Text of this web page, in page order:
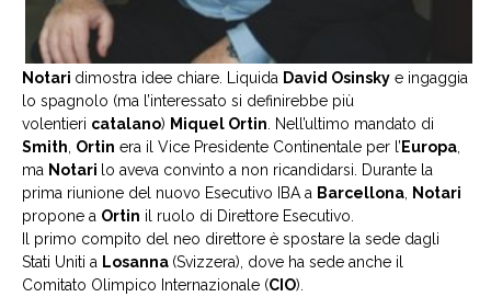
Notari dimostra idee chiare. Liquida David Osinsky e ingaggia
lo spagnolo (ma l’interessato si definirebbe più
volentieri catalano) Miquel Ortin . Nell’ultimo mandato di
Smith Ortin era il Vice Presidente Continentale per l’Europa
ma Notari lo aveva convinto a non ricandidarsi. Durante la
prima riunione del nuovo Esecutivo IBA a Barcellona Notari
propone a Ortin il ruolo di Direttore Esecutivo.
Il primo compito del neo direttore è spostare la sede dagli
Stati Uniti a Losanna (Svizzera), dove ha sede anche il
Comitato Olimpico Internazionale (CIO).